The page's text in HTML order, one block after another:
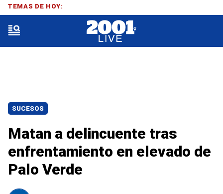
SUCESOS
Matan a delincuente tras
enfrentamiento en elevado de
Palo Verde
TEMAS DE HOY: